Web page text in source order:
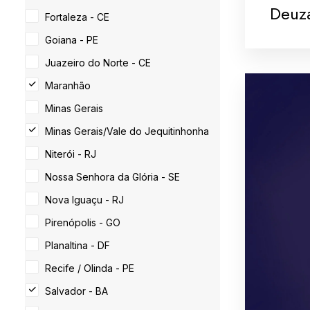
Fortaleza - CE
Goiana - PE
Juazeiro do Norte - CE
Maranhão
Minas Gerais
Minas Gerais/Vale do Jequitinhonha
Niterói - RJ
Nossa Senhora da Glória - SE
Nova Iguaçu - RJ
Pirenópolis - GO
Planaltina - DF
Recife / Olinda - PE
Salvador - BA